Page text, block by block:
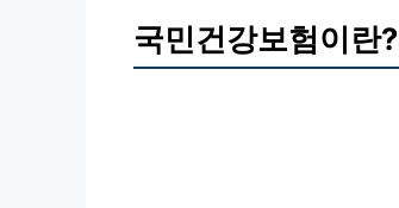
국민건강보험이란?